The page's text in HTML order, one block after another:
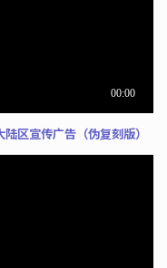
区宣传广告（伪复刻版）